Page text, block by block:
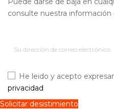
consulte nuestra
He leido y acepto
privacidad
Solicitar desistimiento